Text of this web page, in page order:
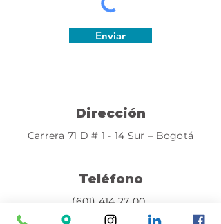
Enviar
Dirección
Carrera 71 D # 1 - 14 Sur – Bogotá
Teléfono
(601) 414 27 00